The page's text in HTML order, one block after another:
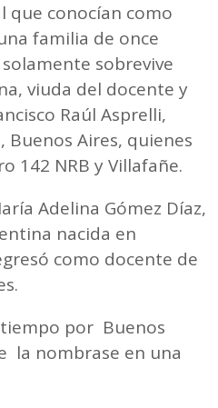
que conocían como
familia de once
sobrevive
viuda del docente y
Raúl Asprelli,
Buenos Aires, quienes
142 NRB y Villafañe.
Adelina Gómez Díaz,
nacida en
como docente de
por Buenos
la nombrase en una